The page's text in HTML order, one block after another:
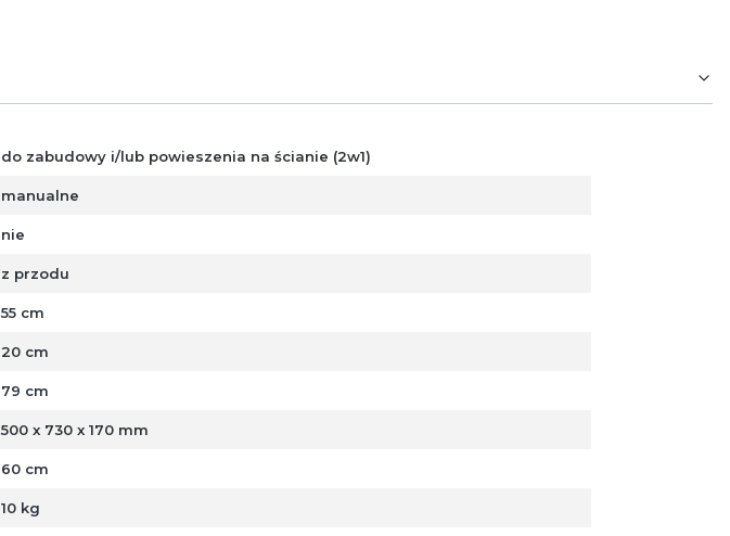
do zabudowy i/lub powieszenia na ścianie (2w1)
manualne
nie
z przodu
55 cm
20 cm
79 cm
500 x 730 x 170 mm
60 cm
10 kg